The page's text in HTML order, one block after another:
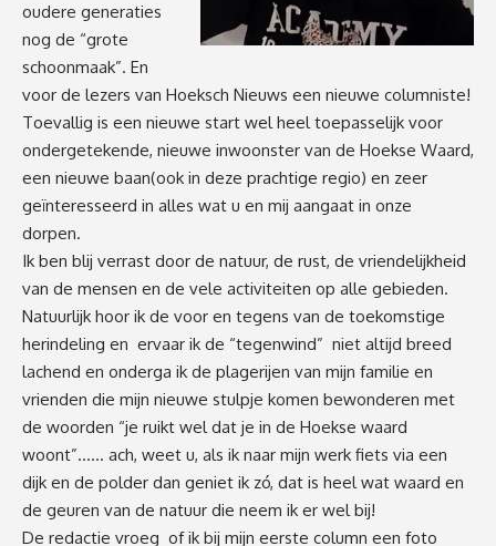
oudere generaties
nog de “grote
schoonmaak”. En
voor de lezers van Hoeksch Nieuws een nieuwe columniste!
Toevallig is een nieuwe start wel heel toepasselijk voor
ondergetekende, nieuwe inwoonster van de Hoekse Waard,
een nieuwe baan(ook in deze prachtige regio) en zeer
geïnteresseerd in alles wat u en mij aangaat in onze
dorpen.
Ik ben blij verrast door de natuur, de rust, de vriendelijkheid
van de mensen en de vele activiteiten op alle gebieden.
Natuurlijk hoor ik de voor en tegens van de toekomstige
herindeling en ervaar ik de “tegenwind” niet altijd breed
lachend en onderga ik de plagerijen van mijn familie en
vrienden die mijn nieuwe stulpje komen bewonderen met
de woorden “je ruikt wel dat je in de Hoekse waard
woont”…… ach, weet u, als ik naar mijn werk fiets via een
dijk en de polder dan geniet ik zó, dat is heel wat waard en
de geuren van de natuur die neem ik er wel bij!
De redactie vroeg of ik bij mijn eerste column een foto